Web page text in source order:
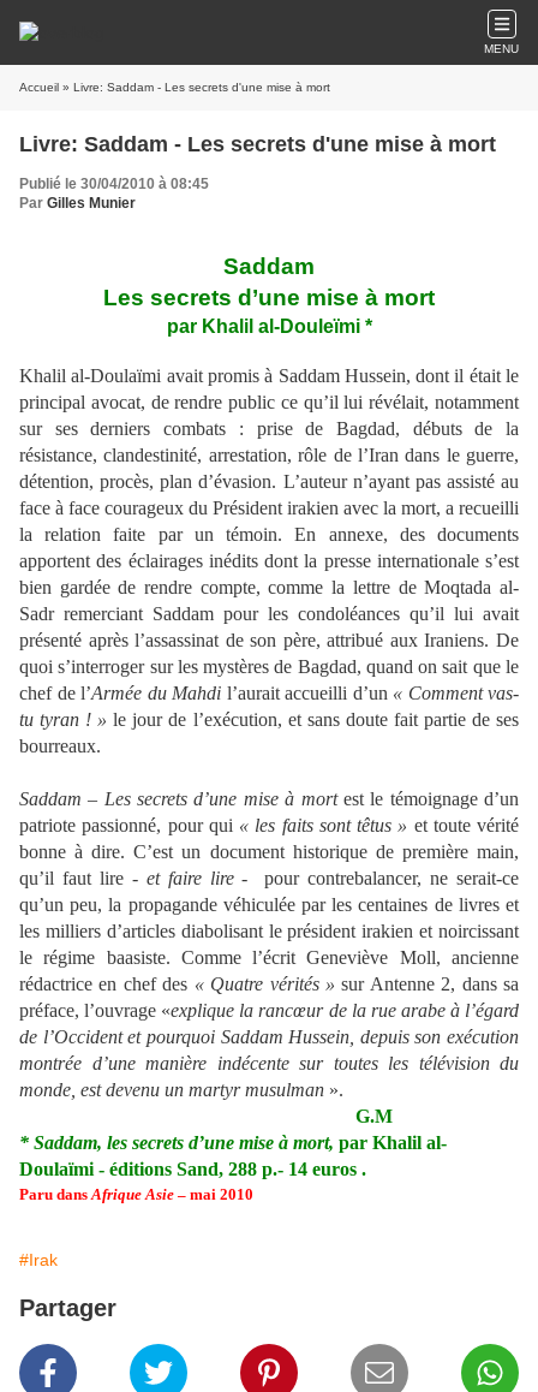
MENU
Accueil » Livre: Saddam - Les secrets d'une mise à mort
Livre: Saddam - Les secrets d'une mise à mort
Publié le 30/04/2010 à 08:45
Par Gilles Munier
Saddam
Les secrets d’une mise à mort
par Khalil al-Douleïmi *
Khalil al-Doulaïmi avait promis à Saddam Hussein, dont il était le
principal avocat, de rendre public ce qu’il lui révélait, notamment
sur ses derniers combats : prise de Bagdad, débuts de la
résistance, clandestinité, arrestation, rôle de l’Iran dans le guerre,
détention, procès, plan d’évasion. L’auteur n’ayant pas assisté au
face à face courageux du Président irakien avec la mort, a recueilli
la relation faite par un témoin. En annexe, des documents
apportent des éclairages inédits dont la presse internationale s’est
bien gardée de rendre compte, comme la lettre de Moqtada al-
Sadr remerciant Saddam pour les condoléances qu’il lui avait
présenté après l’assassinat de son père, attribué aux Iraniens. De
quoi s’interroger sur les mystères de Bagdad, quand on sait que le
chef de l’Armée du Mahdi l’aurait accueilli d’un « Comment vas-
tu tyran ! » le jour de l’exécution, et sans doute fait partie de ses
bourreaux.
Saddam – Les secrets d’une mise à mort est le témoignage d’un
patriote passionné, pour qui « les faits sont têtus » et toute vérité
bonne à dire. C’est un document historique de première main,
qu’il faut lire - et faire lire- pour contrebalancer, ne serait-ce
qu’un peu, la propagande véhiculée par les centaines de livres et
les milliers d’articles diabolisant le président irakien et noircissant
le régime baasiste. Comme l’écrit Geneviève Moll, ancienne
rédactrice en chef des « Quatre vérités » sur Antenne 2, dans sa
préface, l’ouvrage «explique la rancœur de la rue arabe à l’égard
de l’Occident et pourquoi Saddam Hussein, depuis son exécution
montrée d’une manière indécente sur toutes les télévision du
monde, est devenu un martyr musulman ».
G.M
* Saddam, les secrets d’une mise à mort, par Khalil al-
Doulaïmi - éditions Sand, 288 p.- 14 euros .
Paru dansAfrique Asie – mai 2010
#Irak
Partager